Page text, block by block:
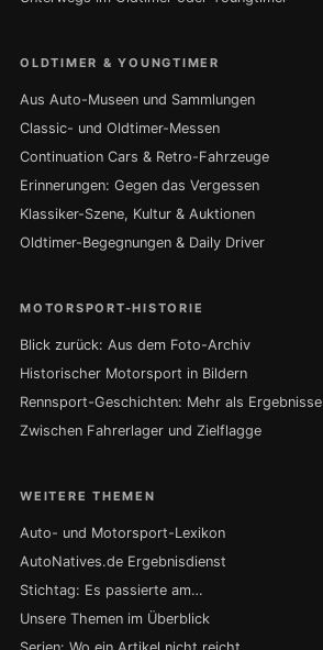
OLDTIMER & YOUNGTIMER
Aus Auto-Museen und Sammlungen
Classic- und Oldtimer-Messen
Continuation Cars & Retro-Fahrzeuge
Erinnerungen: Gegen das Vergessen
Klassiker-Szene, Kultur & Auktionen
Oldtimer-Begegnungen & Daily Driver
MOTORSPORT-HISTORIE
Blick zurück: Aus dem Foto-Archiv
Historischer Motorsport in Bildern
Rennsport-Geschichten: Mehr als Ergebnisse
Zwischen Fahrerlager und Zielflagge
WEITERE THEMEN
Auto- und Motorsport-Lexikon
AutoNatives.de Ergebnisdienst
Stichtag: Es passierte am…
Unsere Themen im Überblick